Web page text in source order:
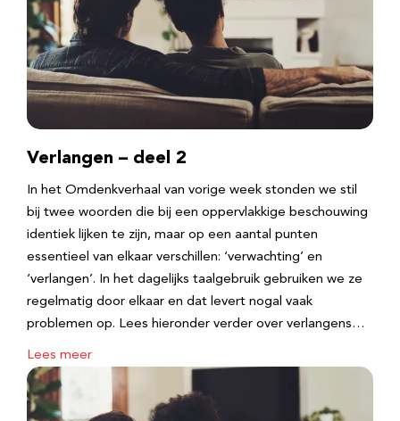
Verlangen – deel 2
In het Omdenkverhaal van vorige week stonden we stil
bij twee woorden die bij een oppervlakkige beschouwing
identiek lijken te zijn, maar op een aantal punten
essentieel van elkaar verschillen: ‘verwachting’ en
‘verlangen’. In het dagelijks taalgebruik gebruiken we ze
regelmatig door elkaar en dat levert nogal vaak
problemen op. Lees hieronder verder over verlangens…
Lees meer